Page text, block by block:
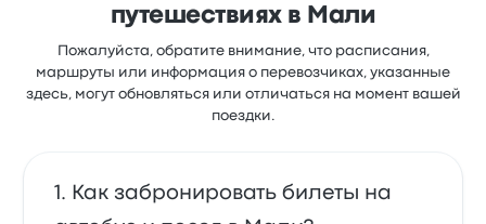
путешествиях в Мали
Пожалуйста, обратите внимание, что расписания,
маршруты или информация о перевозчиках, указанные
здесь, могут обновляться или отличаться на момент вашей
поездки.
Как забронировать билеты на